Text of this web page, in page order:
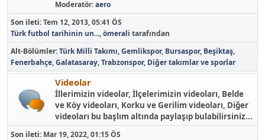
Moderatör:aero
Son ileti:Tem 12, 2013, 05:41 ÖS
Türk futbol tarihinin un...,ömerali tarafından
Alt-Bölümler Türk Milli Takımı Gemlikspor Bursaspor Beşiktaş
Fenerbahçe Galatasaray Trabzonspor Diğer takımlar ve sporlar
Videolar
İllerimizin videolar, İlçelerimizin videoları, Belde
ve Köy videoları, Korku ve Gerilim videoları, Diğer
videoları bu başlım altında paylaşıp bulabilirsiniz...
Son ileti: Mar 19, 2022, 01:15 ÖS